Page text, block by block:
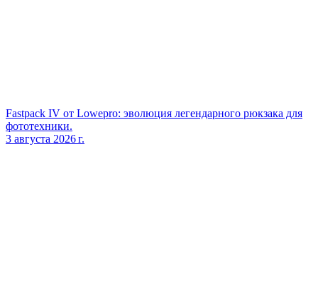
Fastpack IV от Lowepro: эволюция легендарного рюкзака для
фототехники.
3 августа 2026 г.